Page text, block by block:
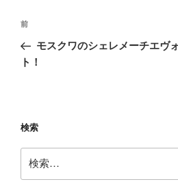
投
ナ
シ
ョ
ン
前
の
投
前
モスクワのシェレメーチエヴ
ト！
検索
索: